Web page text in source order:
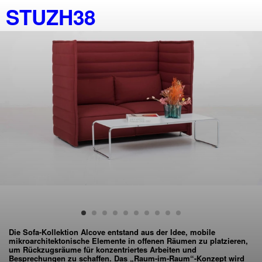
STUZH38
Die Sofa-Kollektion Alcove entstand aus der Idee, mobile
mikroarchitektonische Elemente in offenen Räumen zu platzieren,
um Rückzugsräume für konzentriertes Arbeiten und
Besprechungen zu schaffen. Das „Raum-im-Raum“-Konzept wird